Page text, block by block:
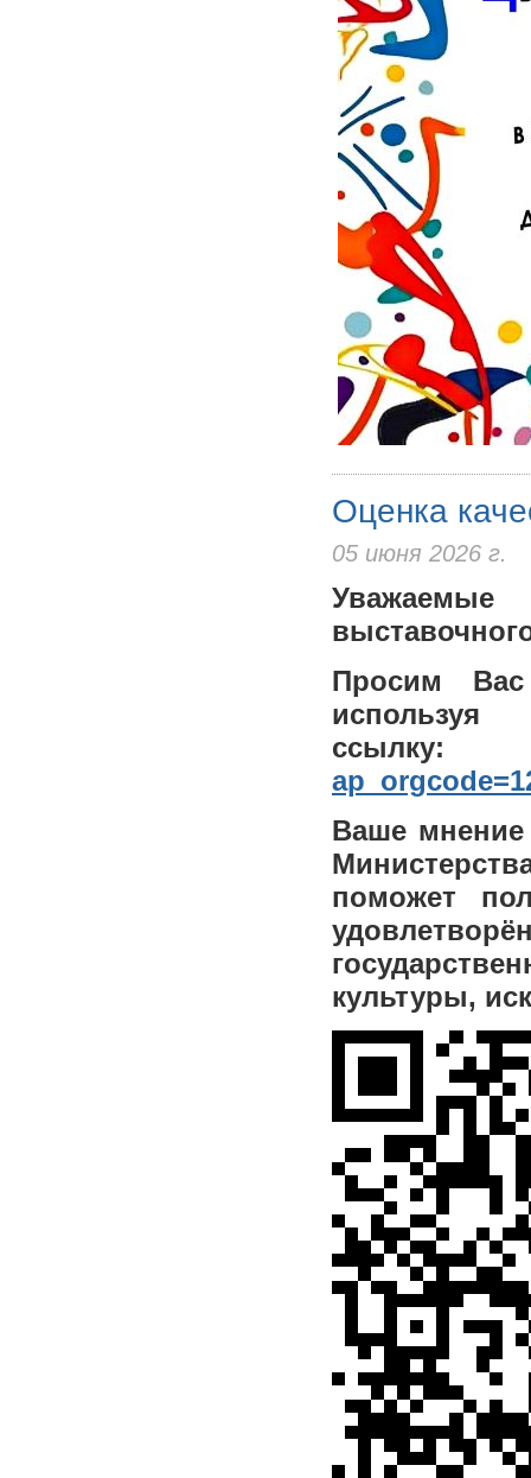
Оценка
05 июня 2026 г.
Уважаемые
Просим Вас
Ваше мнение
поможет
культуры,